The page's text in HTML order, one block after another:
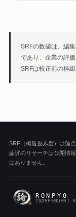
SRFの数値は、編
であり、企業の評
SRFは較正前の枠組
SRF（構造歪み度）は論
論評のリサーチは公開情
はありません。
RONPYO
INDEPENDENT